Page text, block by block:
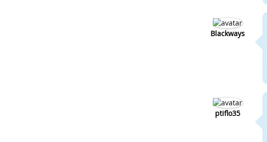
Blackways
ptiflo35